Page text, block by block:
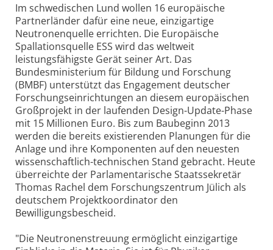
Im schwedischen Lund wollen 16 europäische
Partnerländer dafür eine neue, einzigartige
Neutronenquelle errichten. Die Europäische
Spallationsquelle ESS wird das weltweit
leistungsfähigste Gerät seiner Art. Das
Bundesministerium für Bildung und Forschung
(BMBF) unterstützt das Engagement deutscher
Forschungseinrichtungen an diesem europäischen
Großprojekt in der laufenden Design-Update-Phase
mit 15 Millionen Euro. Bis zum Baubeginn 2013
werden die bereits existierenden Planungen für die
Anlage und ihre Komponenten auf den neuesten
wissenschaftlich-technischen Stand gebracht. Heute
überreichte der Parlamentarische Staatssekretär
Thomas Rachel dem Forschungszentrum Jülich als
deutschem Projektkoordinator den
Bewilligungsbescheid.
"Die Neutronenstreuung ermöglicht einzigartige